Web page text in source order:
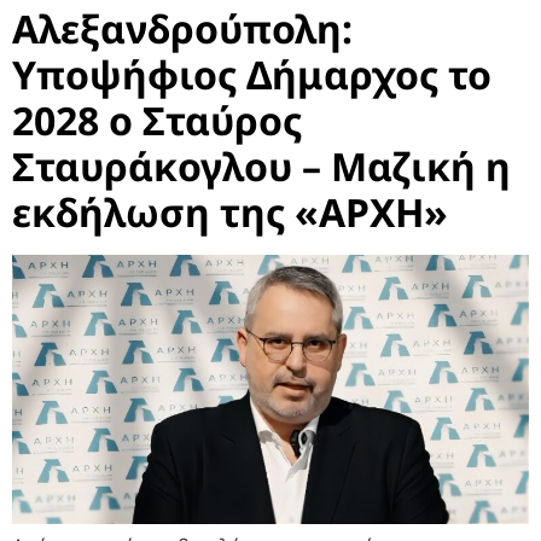
Αλεξανδρούπολη:
Υποψήφιος Δήμαρχος το
2028 ο Σταύρος
Σταυράκογλου – Μαζική η
εκδήλωση της «ΑΡΧΗ»